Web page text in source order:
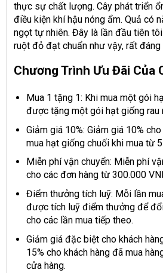
thực sự chất lượng. Cây phát triển
điều kiện khí hậu nóng ẩm. Quả có
ngọt tự nhiên. Đây là lần đầu tiên
ruột đỏ đạt chuẩn như vậy, rất đáng
Chương Trình Ưu Đãi Của
Mua 1 tặng 1: Khi mua một gói
được tặng một gói hạt giống rau
Giảm giá 10%: Giảm giá 10%
mua hạt giống chuối khi mua từ
Miễn phí vận chuyển: Miễn phí
cho các đơn hàng từ 300.000
Điểm thưởng tích luỹ: Mỗi lần
được tích luỹ điểm thưởng để
cho các lần mua tiếp theo.
Giảm giá đặc biệt cho khách
15% cho khách hàng đã mua
cửa hàng.